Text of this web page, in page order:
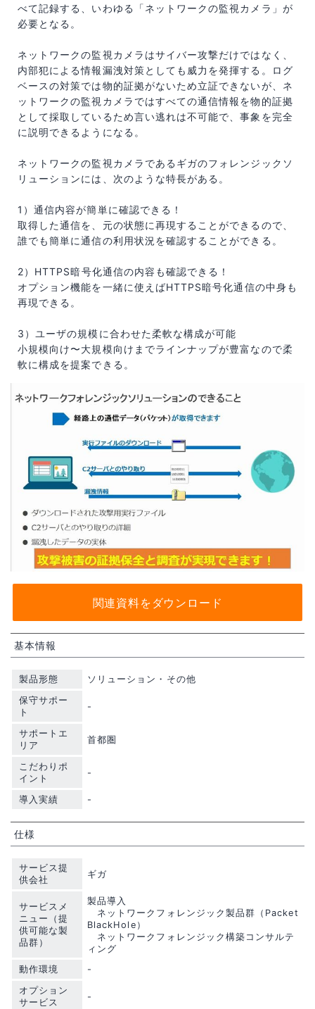
べて記録する、いわゆる「ネットワークの監視カメラ」が
必要となる。
ネットワークの監視カメラはサイバー攻撃だけではなく、
内部犯による情報漏洩対策としても威力を発揮する。ログ
ベースの対策では物的証拠がないため立証できないが、ネ
ットワークの監視カメラではすべての通信情報を物的証拠
として採取しているため言い逃れは不可能で、事象を完全
に説明できるようになる。
ネットワークの監視カメラであるギガのフォレンジックソ
リューションには、次のような特長がある。
1）通信内容が簡単に確認できる！
取得した通信を、元の状態に再現することができるので、
誰でも簡単に通信の利用状況を確認することができる。
2）HTTPS暗号化通信の内容も確認できる！
オプション機能を一緒に使えばHTTPS暗号化通信の中身も
再現できる。
3）ユーザの規模に合わせた柔軟な構成が可能
小規模向け〜大規模向けまでラインナップが豊富なので柔
軟に構成を提案できる。
関連資料をダウンロード
基本情報
製品形態
ソリューション・その他
保守サポー
ト
-
サポートエ
リア
首都圏
こだわりポ
イント
-
導入実績 -
仕様
サービス提
供会社
ギガ
サービスメ
ニュー（提
供可能な製
品群）
製品導入
ネットワークフォレンジック製品群（Packet
BlackHole）
ネットワークフォレンジック構築コンサルテ
ィング
動作環境
-
オプション
サービス
-